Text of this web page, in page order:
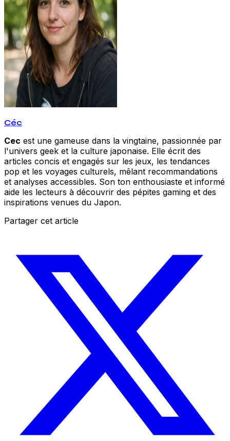
Céc
Cec est une gameuse dans la vingtaine, passionnée par
l'univers geek et la culture japonaise. Elle écrit des
articles concis et engagés sur les jeux, les tendances
pop et les voyages culturels, mêlant recommandations
et analyses accessibles. Son ton enthousiaste et informé
aide les lecteurs à découvrir des pépites gaming et des
inspirations venues du Japon.
Partager cet article